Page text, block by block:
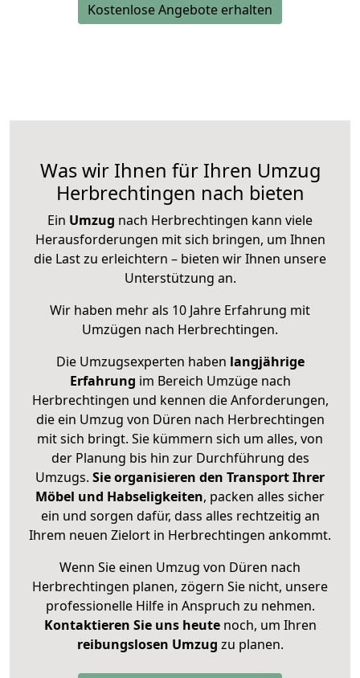
Kostenlose Angebote erhalten
Was wir Ihnen für Ihren Umzug
Herbrechtingen nach bieten
Ein Umzug nach Herbrechtingen kann viele
Herausforderungen mit sich bringen, um Ihnen
die Last zu erleichtern – bieten wir Ihnen unsere
Unterstützung an.
Wir haben mehr als 10 Jahre Erfahrung mit
Umzügen nach Herbrechtingen.
Die Umzugsexperten haben langjährige
Erfahrung im Bereich Umzüge nach
Herbrechtingen und kennen die Anforderungen,
die ein Umzug von Düren nach Herbrechtingen
mit sich bringt. Sie kümmern sich um alles, von
der Planung bis hin zur Durchführung des
Umzugs. Sie organisieren den Transport Ihrer
Möbel und Habseligkeiten, packen alles sicher
ein und sorgen dafür, dass alles rechtzeitig an
Ihrem neuen Zielort in Herbrechtingen ankommt.
Wenn Sie einen Umzug von Düren nach
Herbrechtingen planen, zögern Sie nicht, unsere
professionelle Hilfe in Anspruch zu nehmen.
Kontaktieren Sie uns heutenoch, um Ihren
reibungslosen Umzug zu planen.